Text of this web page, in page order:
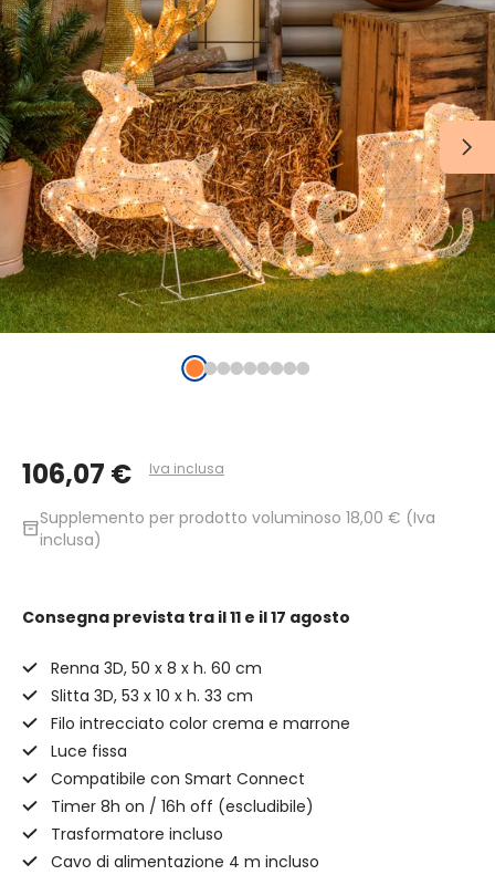
106,07 € Iva inclusa
inventory_2Supplemento per prodotto voluminoso 18,00 € (Iva
inclusa)
Consegna prevista tra il 11 e il 17 agosto
Renna 3D, 50 x 8 x h. 60 cm
Slitta 3D, 53 x 10 x h. 33 cm
Filo intrecciato color crema e marrone
Luce fissa
Compatibile con Smart Connect
Timer 8h on / 16h off (escludibile)
Trasformatore incluso
Cavo di alimentazione 4 m incluso